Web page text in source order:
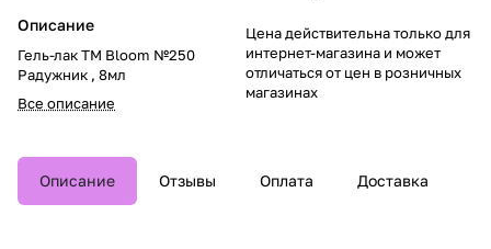
Описание
Гель-лак TM Bloom №250
Радужник , 8мл
Все описание
Цена действительна только для
интернет-магазина и может
отличаться от цен в розничных
магазинах
Описание Отзывы Оплата Доставка